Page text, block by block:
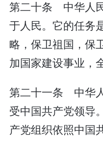
第二十条 中华人
于人民。它的任务
略，保卫祖国，保
加国家建设事业，
第二十一条 中华
受中国共产党领导
产党组织依照中国